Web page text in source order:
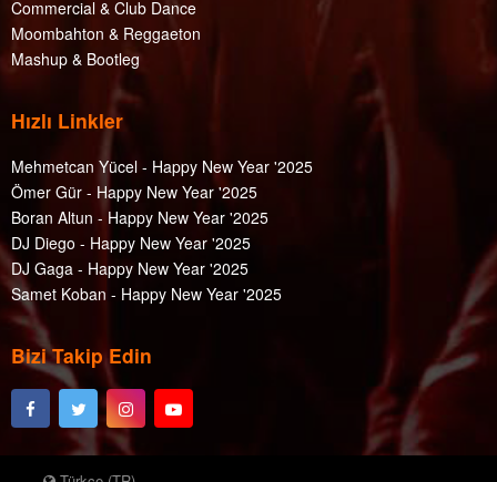
Commercial & Club Dance
Moombahton & Reggaeton
Mashup & Bootleg
Hızlı Linkler
Mehmetcan Yücel - Happy New Year '2025
Ömer Gür - Happy New Year '2025
Boran Altun - Happy New Year '2025
DJ Diego - Happy New Year '2025
DJ Gaga - Happy New Year '2025
Samet Koban - Happy New Year '2025
Bizi Takip Edin